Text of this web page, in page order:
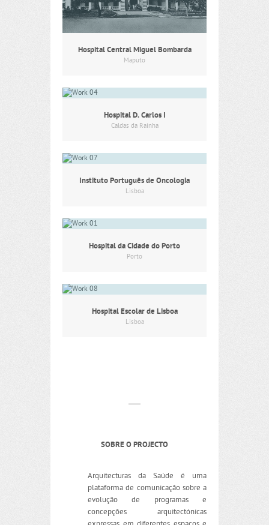
Hospital Central Miguel Bombarda
Maputo
Hospital D. Carlos I
Caldas da Rainha
Instituto Português de Oncologia
Lisboa
Hospital da Cidade do Porto
Porto
Hospital Escolar de Lisboa
Lisboa
SOBRE O PROJECTO
Arquitecturas da Saúde é uma
plataforma de comunicação sobre a
evolução de programas e
concepções arquitectónicas